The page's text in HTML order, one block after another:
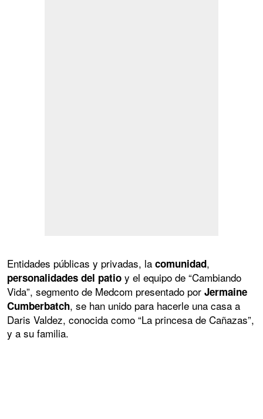
Entidades públicas y privadas, la comunidad,
personalidades del patio y el equipo de “Cambiando
Vida”, segmento de Medcom presentado por Jermaine
Cumberbatch, se han unido para hacerle una casa a
Daris Valdez, conocida como “La princesa de Cañazas”,
y a su familia.